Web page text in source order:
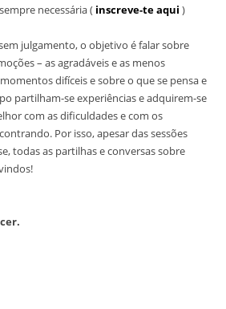
necessária ( inscreve-te aqui )
julgamento, o objetivo é falar sobre
– as agradáveis e as menos
difíceis e sobre o que se pensa e
partilham-se experiências e adquirem-se
com as dificuldades e com os
Por isso, apesar das sessões
todas as partilhas e conversas sobre